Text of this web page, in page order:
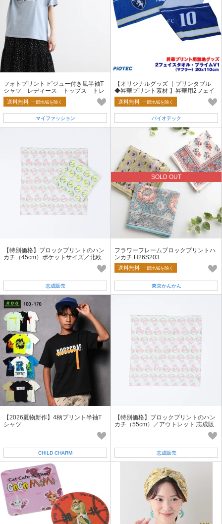
フォトプリント ビジュー付き風半袖T
シャツ レディース トップス トレ
ンド カジュアル カットソー
送料無料 一部地域を除く
マイファッション
【オリジナルグッズ ｜プリンタブル
◆昇華プリント素材 】昇華用2フェイ
スタオル・プライム V1 マフラー
送料無料 一部地域を除く
パイオテック
【特別価格】ブロックプリントのハン
カチ（45cm）ポケットサイズ／北欧
志成販売
SOLD OUT
フラワーフレームブロックプリントハ
ンカチ H26S203
送料無料 一部地域を除く
東京かんかん
【2026夏物新作】4柄プリント半袖T
シャツ
CHILD CHARM
【特別価格】ブロックプリントのハン
カチ（55cm）／アウトレット 志成販
志成販売